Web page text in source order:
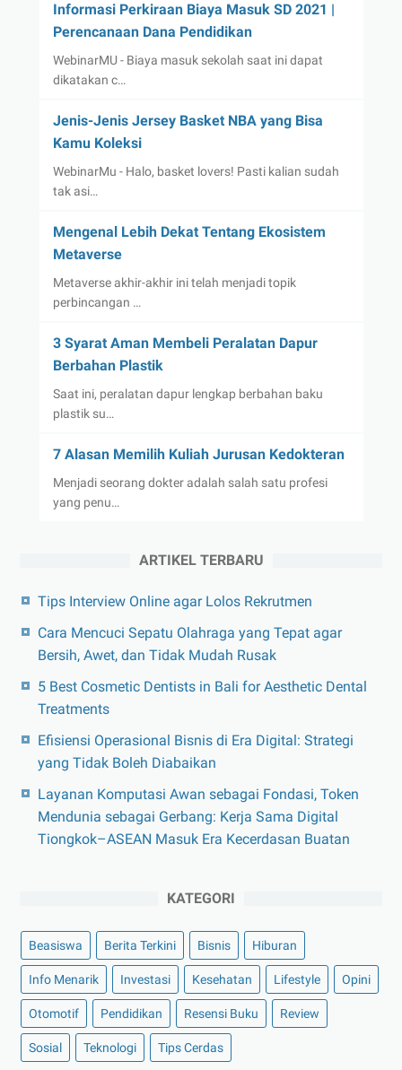
Informasi Perkiraan Biaya Masuk SD 2021 |
Perencanaan Dana Pendidikan
WebinarMU - Biaya masuk sekolah saat ini dapat
dikatakan c…
Jenis-Jenis Jersey Basket NBA yang Bisa
Kamu Koleksi
WebinarMu - Halo, basket lovers! Pasti kalian sudah
tak asi…
Mengenal Lebih Dekat Tentang Ekosistem
Metaverse
Metaverse akhir-akhir ini telah menjadi topik
perbincangan …
3 Syarat Aman Membeli Peralatan Dapur
Berbahan Plastik
Saat ini, peralatan dapur lengkap berbahan baku
plastik su…
7 Alasan Memilih Kuliah Jurusan Kedokteran
Menjadi seorang dokter adalah salah satu profesi
yang penu…
ARTIKEL TERBARU
Tips Interview Online agar Lolos Rekrutmen
Cara Mencuci Sepatu Olahraga yang Tepat agar
Bersih, Awet, dan Tidak Mudah Rusak
5 Best Cosmetic Dentists in Bali for Aesthetic Dental
Treatments
Efisiensi Operasional Bisnis di Era Digital: Strategi
yang Tidak Boleh Diabaikan
Layanan Komputasi Awan sebagai Fondasi, Token
Mendunia sebagai Gerbang: Kerja Sama Digital
Tiongkok–ASEAN Masuk Era Kecerdasan Buatan
KATEGORI
Beasiswa Berita Terkini Bisnis Hiburan
Info Menarik Investasi Kesehatan Lifestyle Opini
Otomotif Pendidikan Resensi Buku Review
Sosial Teknologi Tips Cerdas